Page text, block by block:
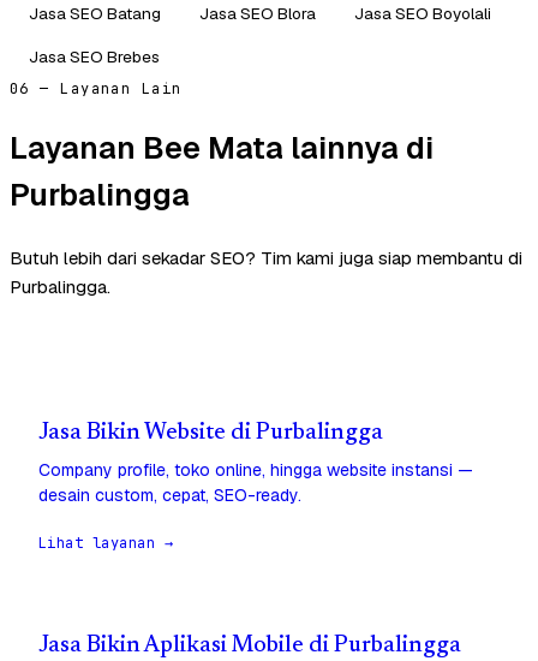
Jasa SEO Batang
Jasa SEO Blora
Jasa SEO Boyolali
Jasa SEO Brebes
06 — Layanan Lain
Layanan Bee Mata lainnya di
Purbalingga
Butuh lebih dari sekadar SEO? Tim kami juga siap membantu di
Purbalingga.
Jasa Bikin Website di Purbalingga
Company profile, toko online, hingga website instansi —
desain custom, cepat, SEO-ready.
Lihat layanan →
Jasa Bikin Aplikasi Mobile di Purbalingga